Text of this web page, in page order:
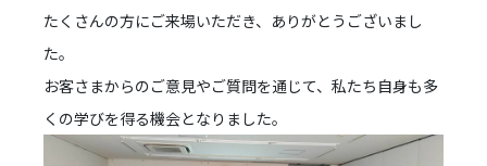
たくさんの方にご来場いただき、ありがとうございまし
た。
お客さまからのご意見やご質問を通じて、私たち自身も多
くの学びを得る機会となりました。